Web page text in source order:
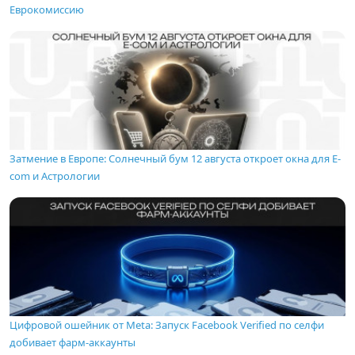
Еврокомиссию
Затмение в Европе: Солнечный бум 12 августа откроет окна для E-
com и Астрологии
Цифровой ошейник от Meta: Запуск Facebook Verified по селфи
добивает фарм-аккаунты